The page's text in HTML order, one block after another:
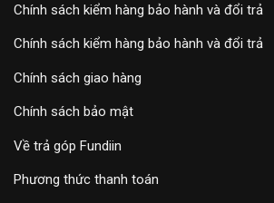
Chính sách kiểm hàng bảo hành và đổi trả
Chính sách kiểm hàng bảo hành và đổi trả
Chính sách giao hàng
Chính sách bảo mật
Về trả góp Fundiin
Phương thức thanh toán